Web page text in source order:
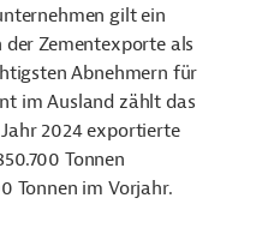
gilt ein
Zementexporte als
Abnehmern für
im Ausland zählt das
2024 exportierte
Tonnen
Tonnen im Vorjahr.